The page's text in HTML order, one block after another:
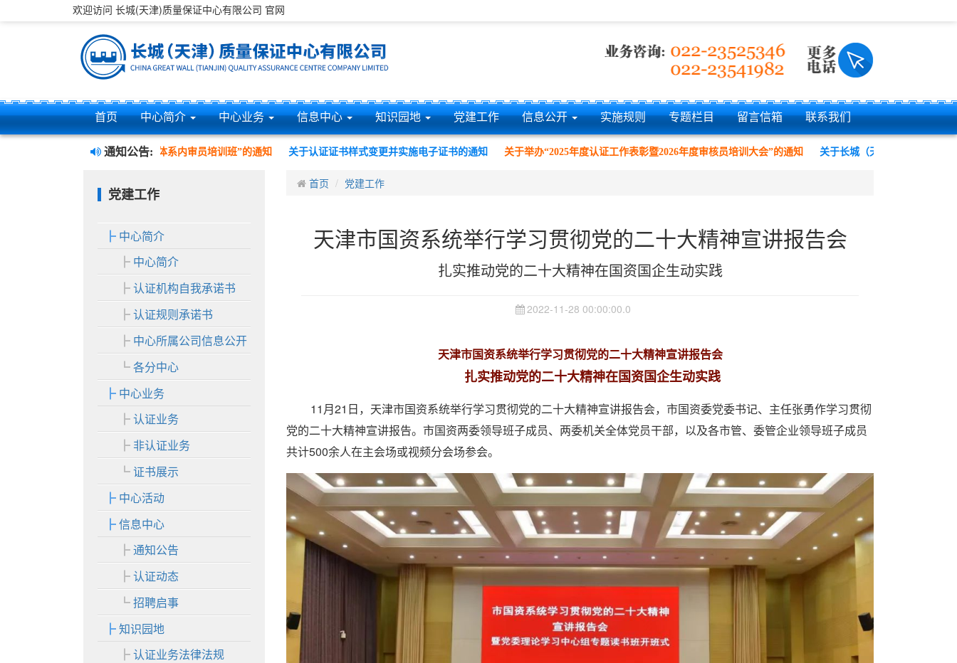
欢迎访问 长城(天津)质量保证中心有限公司 官网
首页 中心简介 中心业务 信息中心 知识园地 党建工作 信息公开 实施规则 专题栏目 留言信箱 联系我们
通知公告:
、环境、职业健康安全管理三体系内审员培训班”的通知 关于认证证书样式变更并实施电子证书的通知 关于举办“2025年度认证工作表彰暨2026年度审核员培训大会”的通知 关于长城（天津）质量保证中心有
党建工作
中心简介
中心简介
认证机构自我承诺书
认证规则承诺书
中心所属公司信息公开
各分中心
中心业务
认证业务
非认证业务
证书展示
中心活动
信息中心
通知公告
认证动态
招聘启事
知识园地
认证业务法律法规
首页 党建工作
天津市国资系统举行学习贯彻党的二十大精神宣讲报告会
扎实推动党的二十大精神在国资国企生动实践
2022-11-28 00:00:00.0
天津市国资系统举行学习贯彻党的二十大精神宣讲报告会
扎实推动党的二十大精神在国资国企生动实践
11月21日，天津市国资系统举行学习贯彻党的二十大精神宣讲报告会，市国资委党委书记、主任张勇作学习贯彻
党的二十大精神宣讲报告。市国资两委领导班子成员、两委机关全体党员干部，以及各市管、委管企业领导班子成员
共计500余人在主会场或视频分会场参会。